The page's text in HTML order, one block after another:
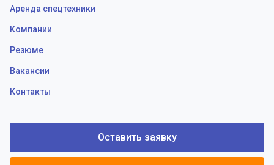
Аренда спецтехники
Компании
Резюме
Вакансии
Контакты
Оставить заявку